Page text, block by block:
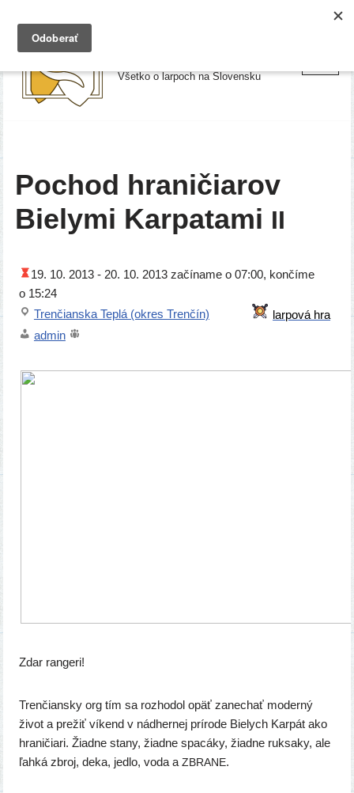
Preskočiť
Všetko o larpoch na Slovensku
Pochod hraničiarov
Bielymi Karpatami II
19. 10. 2013 -20. 10. 2013 začí­na­me o 07:00, kon­čí­me
o 15:24
Trenčianska Teplá (okres Trenčín)
admin
Zdar ran­ge­ri!
Trenčiansky org tím sa roz­ho­dol opäť zane­chať moder­ný
život a pre­žiť víkend v nád­her­nej prí­ro­de Bielych Karpát ako
hra­ni­čia­ri. Žiadne sta­ny, žiad­ne spa­cá­ky, žiad­ne ruk­sa­ky, ale
ľah­ká zbroj, deka, jed­lo, voda a ZBRANE.